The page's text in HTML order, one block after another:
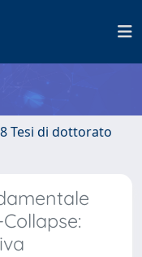
8 Tesi di dottorato